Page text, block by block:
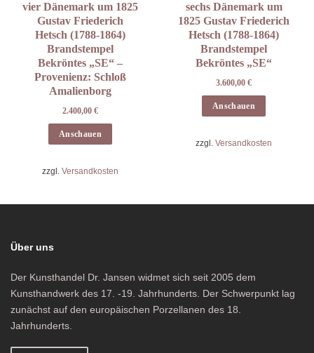
vier Dänemark um 1825
Gustav Friederich
Hetsch (1788-1864)
Brandstempel
Bekröntes „SE“ –
Provenienz: Schloß
Amalienborg
2.400,00 €
Anschauen
zzgl. Versandkosten
sechs Dänemark um
1825 Gustav Friederich
Hetsch (1788-1864)
Brandstempel
Bekröntes „SE“
3.600,00 €
Anschauen
zzgl. Versandkosten
Über uns
Der Kunsthandel Dr. Jansen widmet sich seit 2005 dem
Kunsthandwerk des 17. -19. Jahrhunderts. Der Schwerpunkt lag
zunächst auf den europäischen Porzellanen des 18.
Jahrhunderts.